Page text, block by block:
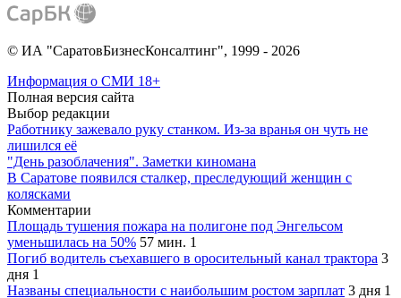
© ИА "СаратовБизнесКонсалтинг", 1999 - 2026
Информация о СМИ 18+
Полная версия сайта
Выбор редакции
Работнику зажевало руку станком. Из-за вранья он чуть не
лишился её
"День разоблачения". Заметки киномана
В Саратове появился сталкер, преследующий женщин с
колясками
Комментарии
Площадь тушения пожара на полигоне под Энгельсом
уменьшилась на 50% 57 мин. 1
Погиб водитель съехавшего в оросительный канал трактора 3
дня 1
Названы специальности с наибольшим ростом зарплат 3 дня 1